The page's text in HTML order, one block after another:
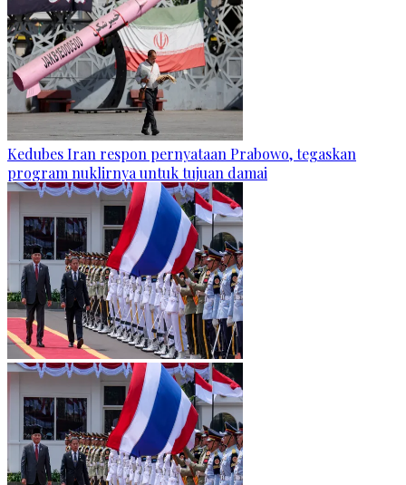
Kedubes Iran respon pernyataan Prabowo, tegaskan
program nuklirnya untuk tujuan damai